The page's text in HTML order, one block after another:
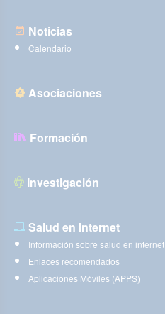
Noticias
Calendario
Asociaciones
Formación
Investigación
Salud en Internet
Información sobre salud en internet
Enlaces recomendados
Aplicaciones Móviles (APPS)